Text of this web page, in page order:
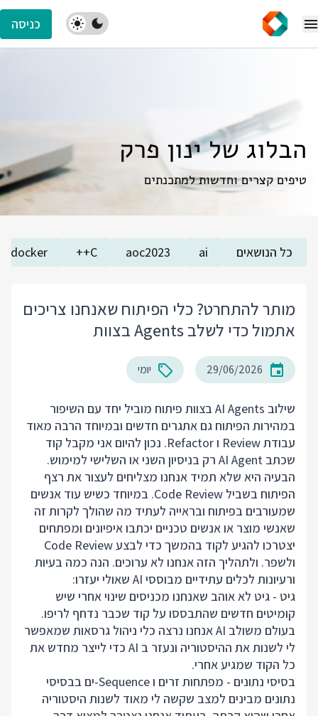
כניסה
הבלוג של ינון פרק
טיפים קצרים וחדשות למתכנתים
כל הנושאים ai
aoc2023
C++
docker
מותר להתחרט? כלי הפיתוח שאנחנו צריכים
אתמול כדי לשלב Agents בצוות
29/06/2026 יומי
שילוב AI Agents בצוות פיתוח מוביל יחד עם השיפור
במהירות הפיתוח גם אתגרים חדשים ובמיוחד הרבה מאוד
עבודת Review ו Refactor. נכון להיום אני מקבל קוד
שכתב AI Agent רק בניסיון השני או השלישי למימוש.
הבעיה היא שלא תמיד אנחנו מצליחים לעצור את רצף
הפיתוח בשביל Code Review. במיוחד כשיש עוד אנשים
שמעורבים בפיתוח ובראייה לעתיד מה שהולך לקרות זה
שאנשי מוצר או אנשים טכניים יכתבו איפיונים ומפתחים
יצטרכו להגיע לקוד בהמשך כדי לבצע Code Review
ולשפר. ולתהליך הזה אנחנו לא ערוכים. הנה כמה בעיות
ורעיונות לכלים עתידיים מבוססי AI שאולי יעזרו:
גיט - גיט לא אוהב שאנחנו מכניסים שינוי אחרי שיש
קומיטים חדשים שהתבססו על קוד שכבר נדחף לריפו.
בעולם משולב AI אנחנו נרצה כלי ניהול גרסאות שמאפשר
לי לשנות את ההיסטוריה ונעזר ב AI כדי לייצר מחדש את
כל הקוד שמגיע אחרי.
בסיסי נתונים - מפתחות זרים ו Sequence-ים בבסיסי
נתונים מבינים למצב שקשה לי מאוד לשנות היסטוריה